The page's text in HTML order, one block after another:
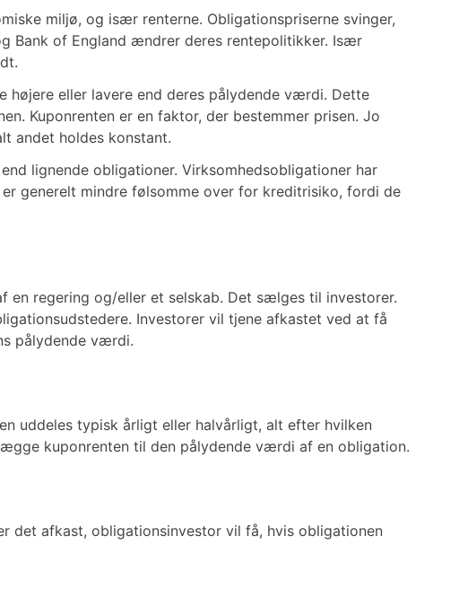
miljø, og især renterne. Obligationspriserne svinger,
Bank of England ændrer deres rentepolitikker. Især
eller lavere end deres pålydende værdi. Dette
Kuponrenten er en faktor, der bestemmer prisen. Jo
andet holdes konstant.
lignende obligationer. Virksomhedsobligationer har
generelt mindre følsomme over for kreditrisiko, fordi de
regering og/eller et selskab. Det sælges til investorer.
Investorer vil tjene afkastet ved at få
pålydende værdi.
uddeles typisk årligt eller halvårligt, alt efter hvilken
kuponrenten til den pålydende værdi af en obligation.
det afkast, obligationsinvestor vil få, hvis obligationen